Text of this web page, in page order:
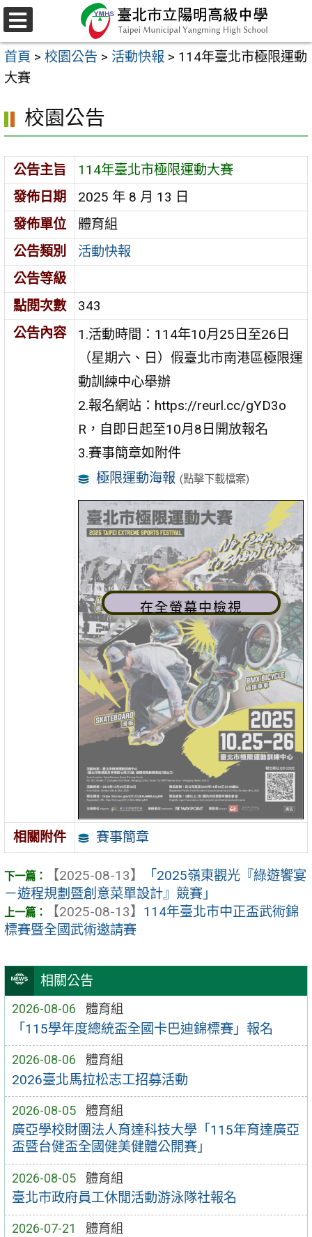
跳
至
主
要
容
區
選
單
首頁 > 校園公告 > 活動快報 > 114年臺北市極限運動
大賽
相關公告
2026-08-06 體育組
「115學年度總統盃全國卡巴迪錦標賽」報名
2026-08-06 體育組
2026臺北馬拉松志工招募活動
2026-08-05 體育組
廣亞學校財團法人育達科技大學「115年育達廣亞
盃暨台健盃全國健美健體公開賽」
2026-08-05 體育組
臺北市政府員工休閒活動游泳隊社報名
2026-07-21 體育組
校園公告
公告主旨
114年臺北市極限運動大賽
發佈日期
2025 年 8 月 13 日
發佈單位
體育組
公告類別
活動快報
公告等級
點閱次數
343
公告內容
1.活動時間：114年10月25日至26日
（星期六、日）假臺北市南港區極限運
動訓練中心舉辦
2.報名網站：https://reurl.cc/gYD3o
R，自即日起至10月8日開放報名
3.賽事簡章如附件
極限運動海報 (點擊下載檔案)
在全螢幕中檢視
相關附件 賽事簡章
【2025-08-13】
「2025嶺東觀光『綠遊饗宴
－遊程規劃暨創意菜單設計』競賽」
【2025-08-13】 114年臺北市中正盃武術錦
標賽暨全國武術邀請賽